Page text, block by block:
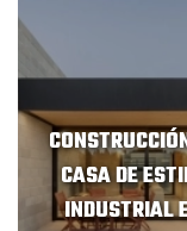
CASA DE
INDUSTRIAL